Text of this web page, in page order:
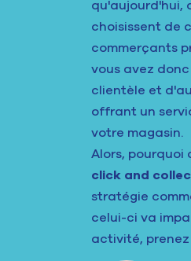
qu'aujourd'hui,
choisissent de
commerçants
vous avez
clientèle et
offrant un
votre magasin.
Alors,
click and
stratégie
celui-ci va
activité,